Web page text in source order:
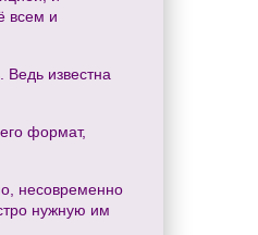
всем и
известна
формат,
несовременно
нужную им